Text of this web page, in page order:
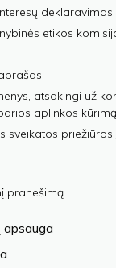
deklaravimas
etikos
atsakingi už
aplinkos kūrimą
sveikatos
pranešimą